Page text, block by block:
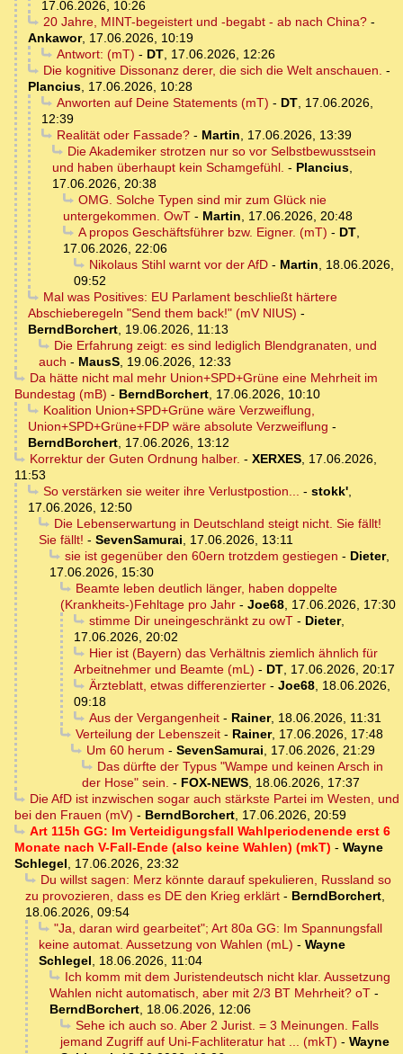
17.06.2026, 10:26
20 Jahre, MINT-begeistert und -begabt - ab nach China?-
Ankawor, 17.06.2026, 10:19
Antwort: (mT) - DT, 17.06.2026, 12:26
Die kognitive Dissonanz derer, die sich die Welt anschauen. -
Plancius, 17.06.2026, 10:28
Anworten auf Deine Statements (mT) - DT, 17.06.2026,
12:39
Realität oder Fassade?- Martin, 17.06.2026, 13:39
Die Akademiker strotzen nur so vor Selbstbewusstsein
und haben überhaupt kein Schamgefühl. - Plancius,
17.06.2026, 20:38
OMG. Solche Typen sind mir zum Glück nie
untergekommen. OwT - Martin, 17.06.2026, 20:48
A propos Geschäftsführer bzw. Eigner. (mT) - DT,
17.06.2026, 22:06
Nikolaus Stihl warnt vor der AfD- Martin, 18.06.2026,
09:52
Mal was Positives: EU Parlament beschließt härtere
Abschieberegeln "Send them back!" (mV NIUS) -
BerndBorchert, 19.06.2026, 11:13
Die Erfahrung zeigt: es sind lediglich Blendgranaten, und
auch - MausS, 19.06.2026, 12:33
Da hätte nicht mal mehr Union+SPD+Grüne eine Mehrheit im
Bundestag (mB) - BerndBorchert, 17.06.2026, 10:10
Koalition Union+SPD+Grüne wäre Verzweiflung,
Union+SPD+Grüne+FDP wäre absolute Verzweiflung -
BerndBorchert, 17.06.2026, 13:12
Korrektur der Guten Ordnung halber. - XERXES, 17.06.2026,
11:53
So verstärken sie weiter ihre Verlustpostion... - stokk',
17.06.2026, 12:50
Die Lebenserwartung in Deutschland steigt nicht. Sie fällt!
Sie fällt! - SevenSamurai, 17.06.2026, 13:11
sie ist gegenüber den 60ern trotzdem gestiegen - Dieter,
17.06.2026, 15:30
Beamte leben deutlich länger, haben doppelte
(Krankheits-)Fehltage pro Jahr - Joe68, 17.06.2026, 17:30
stimme Dir uneingeschränkt zu owT- Dieter,
17.06.2026, 20:02
Hier ist (Bayern) das Verhältnis ziemlich ähnlich für
Arbeitnehmer und Beamte (mL) - DT, 17.06.2026, 20:17
Ärzteblatt, etwas differenzierter- Joe68, 18.06.2026,
09:18
Aus der Vergangenheit- Rainer, 18.06.2026, 11:31
Verteilung der Lebenszeit- Rainer, 17.06.2026, 17:48
Um 60 herum - SevenSamurai, 17.06.2026, 21:29
Das dürfte der Typus "Wampe und keinen Arsch in
der Hose" sein. - FOX-NEWS, 18.06.2026, 17:37
Die AfD ist inzwischen sogar auch stärkste Partei im Westen, und
bei den Frauen (mV) - BerndBorchert, 17.06.2026, 20:59
Art 115h GG: Im Verteidigungsfall Wahlperiodenende erst 6
Monate nach V-Fall-Ende (also keine Wahlen) (mkT) - Wayne
Schlegel, 17.06.2026, 23:32
Du willst sagen: Merz könnte darauf spekulieren, Russland so
zu provozieren, dass es DE den Krieg erklärt - BerndBorchert,
18.06.2026, 09:54
"Ja, daran wird gearbeitet"; Art 80a GG: Im Spannungsfall
keine automat. Aussetzung von Wahlen (mL) - Wayne
Schlegel, 18.06.2026, 11:04
Ich komm mit dem Juristendeutsch nicht klar. Aussetzung
Wahlen nicht automatisch, aber mit 2/3 BT Mehrheit? oT -
BerndBorchert, 18.06.2026, 12:06
Sehe ich auch so. Aber 2 Jurist. = 3 Meinungen. Falls
jemand Zugriff auf Uni-Fachliteratur hat ... (mkT) - Wayne